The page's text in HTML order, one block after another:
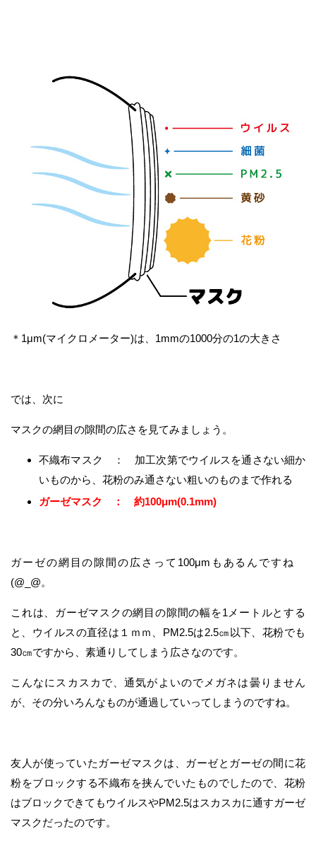
＊1μm(マイクロメーター)は、1mmの1000分の1の大きさ
では、次に
マスクの網目の隙間の広さを見てみましょう。
不織布マスク ： 加工次第でウイルスを通さない細か
いものから、花粉のみ通さない粗いのものまで作れる
ガーゼマスク ： 約100μm(0.1mm)
ガーゼの網目の隙間の広さって100μmもあるんですね
(@_@。
これは、ガーゼマスクの網目の隙間の幅を1メートルとする
と、ウイルスの直径は１ｍｍ、PM2.5は2.5㎝以下、花粉でも
30㎝ですから、素通りしてしまう広さなのです。
こんなにスカスカで、通気がよいのでメガネは曇りません
が、その分いろんなものが通過していってしまうのですね。
友人が使っていたガーゼマスクは、ガーゼとガーゼの間に花
粉をブロックする不織布を挟んでいたものでしたので、花粉
はブロックできてもウイルスやPM2.5はスカスカに通すガーゼ
マスクだったのです。